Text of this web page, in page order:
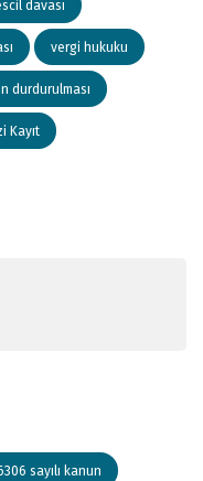
davası
vergi hukuku
durdurulması
Kayıt
sayılı kanun